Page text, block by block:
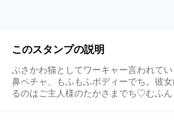
このスタンプの説明
ぶさかわ猫としてワーキャー言われてい
鼻ペチャ、もふもふボディーでち。彼
るのはご主人様のたかさまでち♡むふん